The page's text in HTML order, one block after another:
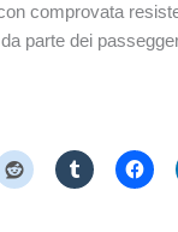
comprovata
parte dei